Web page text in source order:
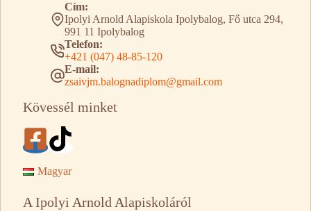
Cím:
Ipolyi Arnold Alapiskola Ipolybalog, Fő utca 294,
991 11 Ipolybalog
Telefon:
+421 (047) 48-85-120
E-mail:
zsaivjm.balognadiplom@gmail.com
Kövessél minket
Magyar
A Ipolyi Arnold Alapiskoláról